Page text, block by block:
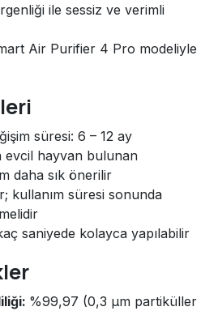
ile sessiz ve verimli
Air Purifier 4 Pro modeliyle
süresi: 6 – 12 ay
evcil hayvan bulunan
daha sık önerilir
kullanım süresi sonunda
saniyede kolayca yapılabilir
%99,97 (0,3 µm partiküller